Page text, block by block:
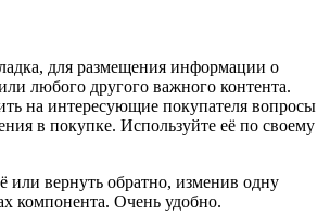
для размещения информации о
любого другого важного контента.
на интересующие покупателя вопросы
в покупке. Используйте её по своему
или вернуть обратно, изменив одну
компонента. Очень удобно.